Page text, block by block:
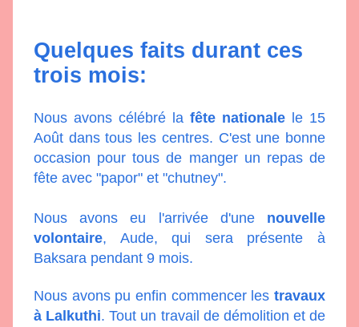
Quelques faits durant ces
trois mois:
Nous avons célébré la fête nationale le 15
Août dans tous les centres. C'est une bonne
occasion pour tous de manger un repas de
fête avec "papor" et "chutney".
Nous avons eu l'arrivée d'une nouvelle
volontaire, Aude, qui sera présente à
Baksara pendant 9 mois.
Nous avons pu enfin commencer les travaux
à Lalkuthi. Tout un travail de démolition et de